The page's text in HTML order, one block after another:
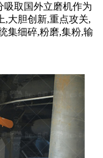
吸取国外立磨机作为
,大胆创新,重点攻关,
集细碎,粉磨,集粉,输